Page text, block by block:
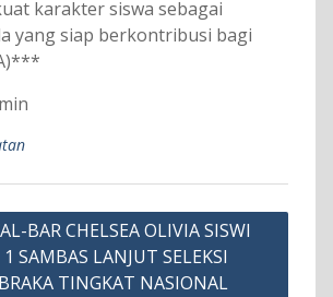
karakter siswa sebagai
yang siap berkontribusi bagi
BAR CHELSEA OLIVIA SISWI
SAMBAS LANJUT SELEKSI
TINGKAT NASIONAL